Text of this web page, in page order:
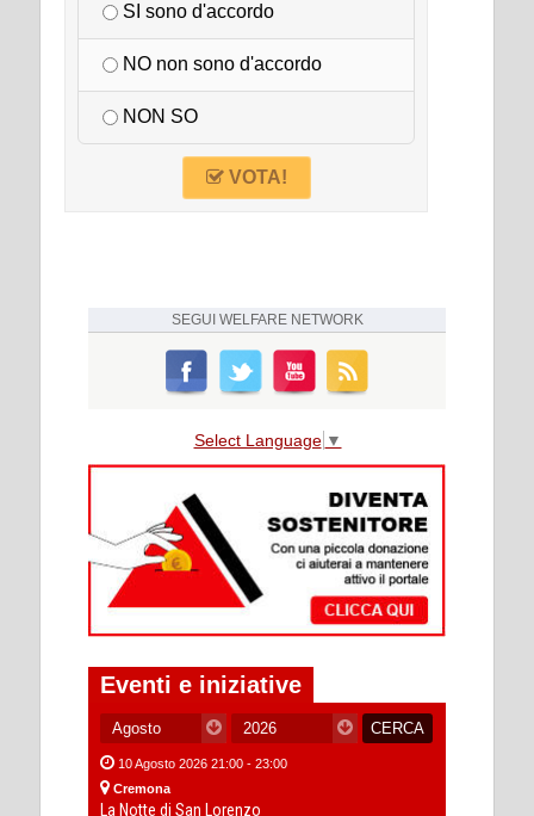
SI sono d'accordo
NO non sono d'accordo
NON SO
VOTA!
SEGUI WELFARE NETWORK
Select Language ▼
Eventi e iniziative
10 Agosto 2026 21:00 - 23:00
Cremona
La Notte di San Lorenzo